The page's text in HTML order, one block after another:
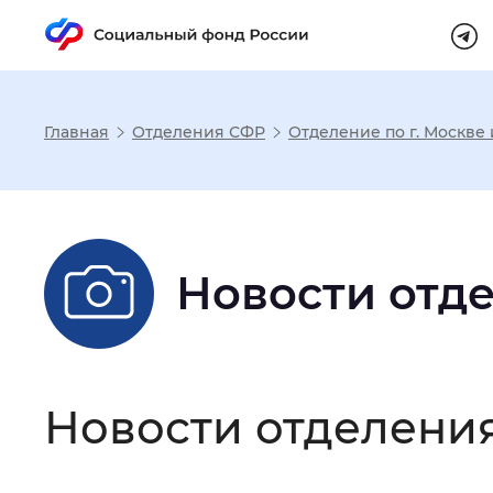
Настройка
Размер шрифта
Шрифт
Интервал между буквами
Главная Отделения СФР Отделение по г. Москве
Новости
Новости